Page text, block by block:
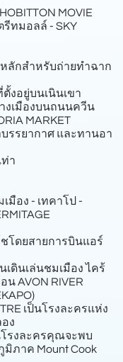
MOVIE
ทมอลล์ - SKY
หลักสําหรับถ่ายทําฉาก
งอยู่บนเนินเขา
งเมืองบนถนนควีน
MARKET
รรยากาศ และทานอา
ท่า
มือง - เทคาโป -
ชโดยสายการบินแอร์
เดินเล่นชมเมือง ไคร้
AVON RIVER
เป็นโรงละครแห่ง
ง
โรงละครคุณจะพบ
ภาค Mount Cook